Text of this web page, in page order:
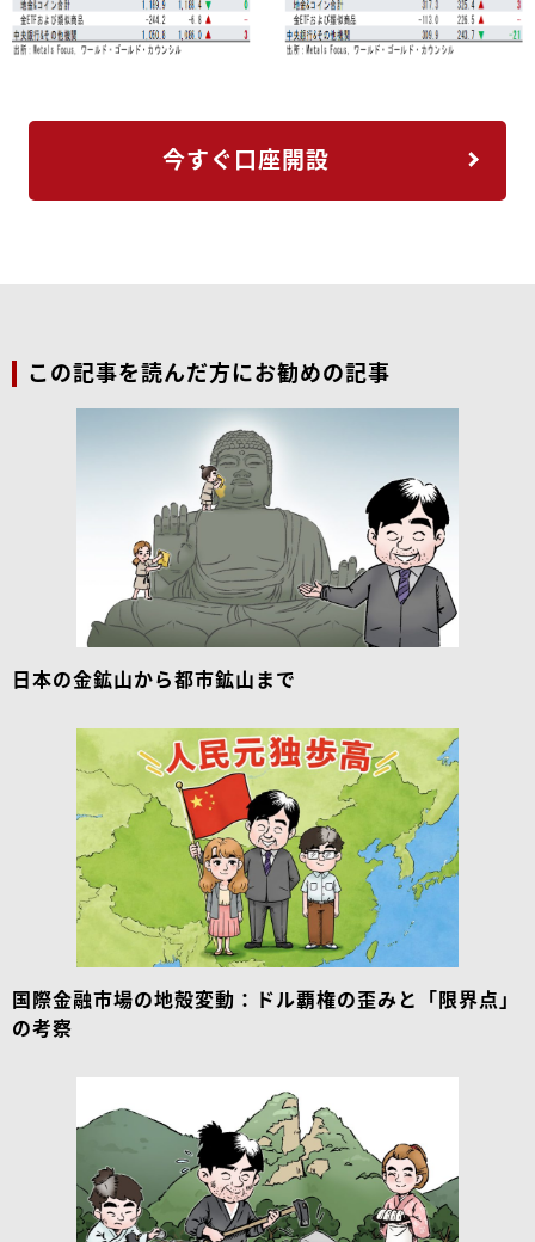
今すぐ口座開設
この記事を読んだ方にお勧めの記事
日本の金鉱山から都市鉱山まで
国際金融市場の地殻変動：ドル覇権の歪みと「限界点」
の考察